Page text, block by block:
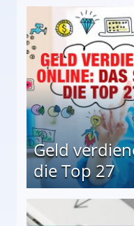
Geld
die Top 27